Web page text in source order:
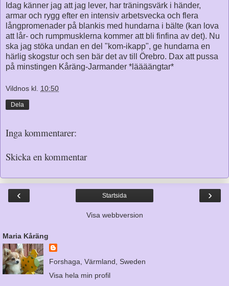
Idag känner jag att jag lever, har träningsvärk i händer,
armar och rygg efter en intensiv arbetsvecka och flera
långpromenader på blankis med hundarna i bälte (kan lova
att lår- och rumpmusklerna kommer att bli finfina av det). Nu
ska jag stöka undan en del "kom-ikapp", ge hundarna en
härlig skogstur och sen bär det av till Örebro. Dax att pussa
på minstingen Kåräng-Jarmander *läääängtar*
Vildnos kl. 10:50
Dela
Inga kommentarer:
Skicka en kommentar
‹ ›
Startsida
Visa webbversion
Maria Kåräng
Forshaga, Värmland, Sweden
Visa hela min profil